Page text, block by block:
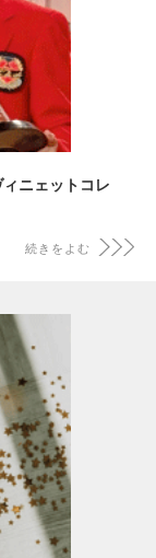
ニェットコレ
続きをよむ